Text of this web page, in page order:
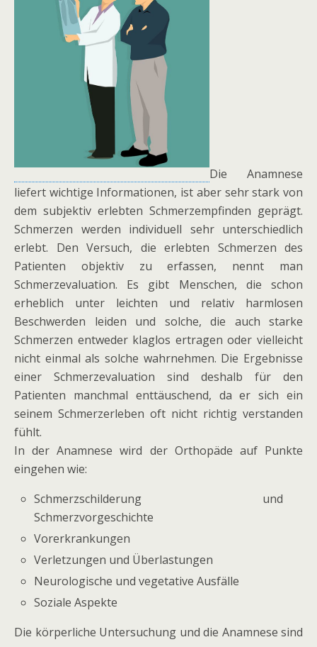
Die Anamnese
liefert wichtige Informationen, ist aber sehr stark von
dem subjektiv erlebten Schmerzempfinden geprägt.
Schmerzen werden individuell sehr unterschiedlich
erlebt. Den Versuch, die erlebten Schmerzen des
Patienten objektiv zu erfassen, nennt man
Schmerzevaluation. Es gibt Menschen, die schon
erheblich unter leichten und relativ harmlosen
Beschwerden leiden und solche, die auch starke
Schmerzen entweder klaglos ertragen oder vielleicht
nicht einmal als solche wahrnehmen. Die Ergebnisse
einer Schmerzevaluation sind deshalb für den
Patienten manchmal enttäuschend, da er sich ein
seinem Schmerzerleben oft nicht richtig verstanden
fühlt.
In der Anamnese wird der Orthopäde auf Punkte
eingehen wie:
Schmerzschilderung und
Schmerzvorgeschichte
Vorerkrankungen
Verletzungen und Überlastungen
Neurologische und vegetative Ausfälle
Soziale Aspekte
Die körperliche Untersuchung und die Anamnese sind